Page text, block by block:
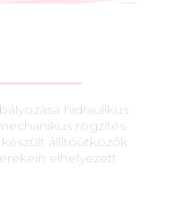
hidraulikus
rögzítés
állítóütközők
elhelyezett